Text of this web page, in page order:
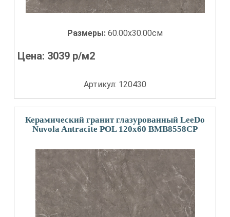
Размеры: 60.00x30.00см
Цена: 3039 р/м2
Артикул: 120430
Керамический гранит глазурованный LeeDo
Nuvola Antracite POL 120x60 BMB8558CP